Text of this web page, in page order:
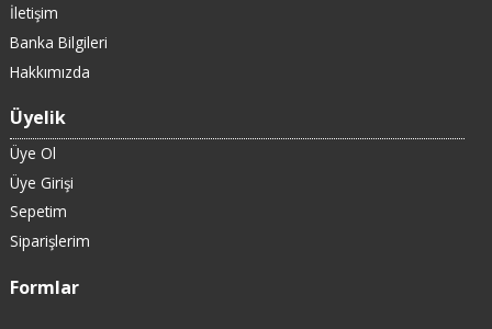
İletişim
Banka Bilgileri
Hakkımızda
Üyelik
Üye Ol
Üye Girişi
Sepetim
Siparişlerim
Formlar